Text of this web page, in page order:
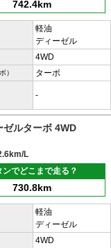
742.4km
軽油
ディーゼル
4WD
） ターボ
-
ルターボ 4WD
L
ンでどこまで走る？
730.8km
軽油
ディーゼル
4WD